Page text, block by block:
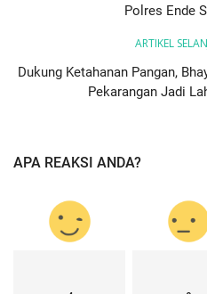
Polres Ende
ARTIKEL
Dukung Ketahanan Pangan,
Pekarangan Jadi
APA REAKSI ANDA?